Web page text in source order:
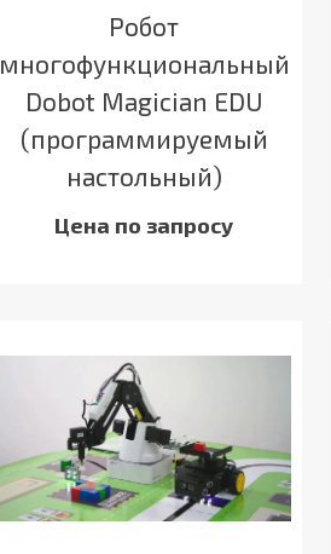
Робот
многофункциональный
Dobot Magician EDU
(программируемый
настольный)
Цена по запросу